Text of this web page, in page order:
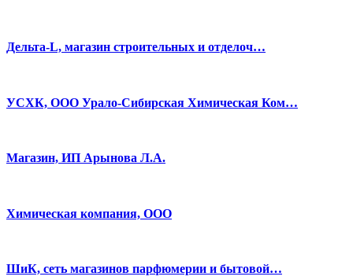
Дельта-L, магазин строительных и отделоч…
УСХК, ООО Урало-Сибирская Химическая Ком…
Магазин, ИП Арынова Л.А.
Химическая компания, ООО
ШиК, сеть магазинов парфюмерии и бытовой…